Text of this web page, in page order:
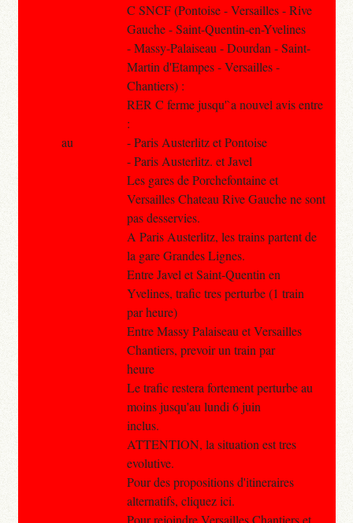
C SNCF (Pontoise - Versailles - Rive
Gauche - Saint-Quentin-en-Yvelines
- Massy-Palaiseau - Dourdan - Saint-
Martin d'Etampes - Versailles -
Chantiers) :
RER C ferme jusqu'`a nouvel avis entre
:
- Paris Austerlitz et Pontoise
- Paris Austerlitz. et Javel
Les gares de Porchefontaine et
Versailles Chateau Rive Gauche ne sont
pas desservies.
A Paris Austerlitz, les trains partent de
la gare Grandes Lignes.
Entre Javel et Saint-Quentin en
Yvelines, trafic tres perturbe (1 train
par heure)
Entre Massy Palaiseau et Versailles
Chantiers, prevoir un train par
heure
Le trafic restera fortement perturbe au
moins jusqu'au lundi 6 juin
inclus.
ATTENTION, la situation est tres
evolutive.
Pour des propositions d'itineraires
alternatifs, cliquez ici.
Pour rejoindre Versailles Chantiers et
au